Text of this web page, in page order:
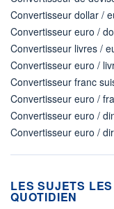
Convertisseur dollar /
Convertisseur euro /
Convertisseur livres /
Convertisseur euro /
Convertisseur franc
Convertisseur euro /
Convertisseur euro /
Convertisseur euro /
LES SUJETS
QUOTIDIEN